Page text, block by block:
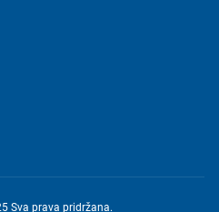
Sva prava pridržana.